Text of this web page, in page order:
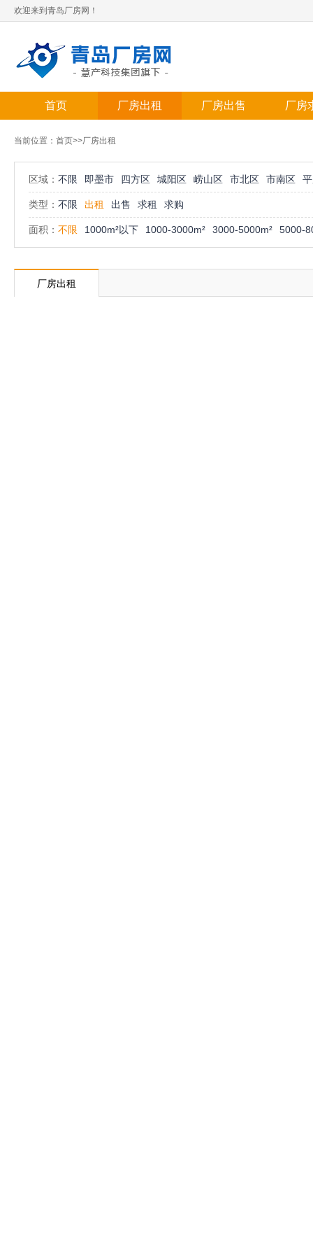
欢迎来到青岛厂房网！
首页 厂房出租 厂房出售 厂房
当前位置： 首页>>厂房出租
区域： 不限 即墨市 四方区 城阳区 崂山区 市北区 市南区
类型： 不限 出租 出售 求租 求购
面积： 不限 1000m²以下 1000-3000m² 3000-5000m² 5000-
厂房出租